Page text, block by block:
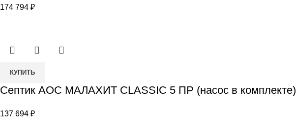
МАЛАХИТ
174 794 ₽
Количество
Септик
МАЛАХИТ
КУПИТЬ
Септик АОС МАЛАХИТ CLASSIC 5 ПР (насос в комплекте)
137 694 ₽